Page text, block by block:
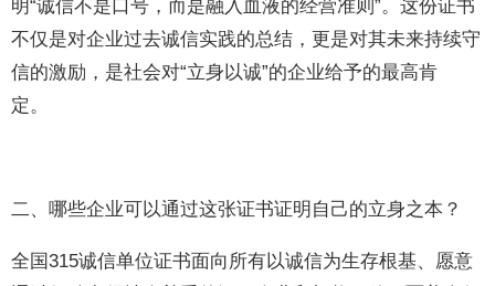
明“诚信不是口号，而是融入血液的经营准则”。这份证书
不仅是对企业过去诚信实践的总结，更是对其未来持续守
信的激励，是社会对“立身以诚”的企业给予的最高肯
定。
二、哪些企业可以通过这张证书证明自己的立身之本？
全国315诚信单位证书面向所有以诚信为生存根基、愿意